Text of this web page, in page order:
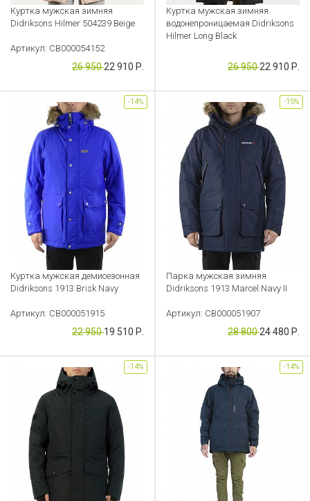
Куртка мужская зимняя
Didriksons Hilmer 504239 Beige
Артикул: CB000054152
26 95022 910 Р.
Куртка мужская зимняя
водонепроницаемая Didriksons
Hilmer Long Black
Артикул: CB000052916
26 95022 910 Р.
Куртка мужская демисезонная
Didriksons 1913 Brisk Navy
Артикул: CB000051915
22 95019 510 Р.
-14%
Парка мужская зимняя
Didriksons 1913 Marcel Navy II
Артикул: CB000051907
28 80024 480 Р.
-15%
-14% -14%